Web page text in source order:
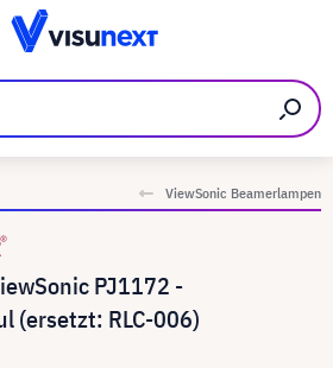
ViewSonic Beamerlampen
PJ1172 -
(ersetzt: RLC-006)